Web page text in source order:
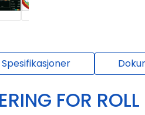
Spesifikasjoner
FOR